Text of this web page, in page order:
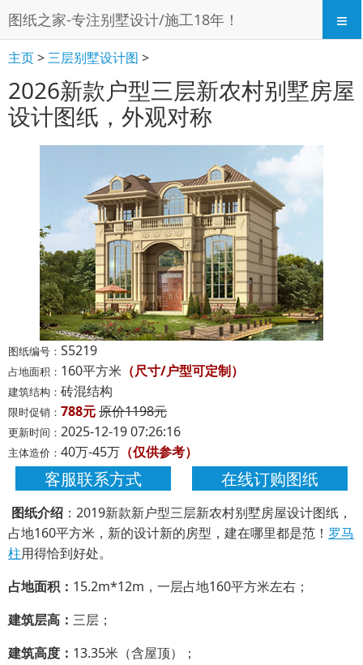
图纸之家-专注别墅设计/施工18年！ ≡
主页>三层别墅设计图 >
2026新款户型三层新农村别墅房屋
设计图纸，外观对称
图纸编号： S5219
占地面积： 160平方米 （尺寸/户型可定制）
建筑结构： 砖混结构
限时促销： 788元原价1198元
更新时间： 2025-12-19 07:26:16
主体造价： 40万-45万 （仅供参考）
客服联系方式 在线订购图纸
图纸介绍 ：2019新款新户型三层新农村别墅房屋设计图纸，
占地160平方米，新的设计新的房型，建在哪里都是范！ 罗马
柱用得恰到好处。
占地面积： 15.2m*12m，一层占地160平方米左右；
建筑层高： 三层；
建筑高度： 13.35米（含屋顶）；